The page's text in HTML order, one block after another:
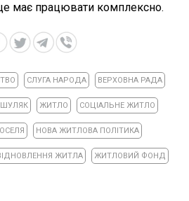
має працювати комплексно.
СЛУГА НАРОДА ВЕРХОВНА РАДА
ЖИТЛО СОЦІАЛЬНЕ ЖИТЛО
НОВА ЖИТЛОВА ПОЛІТИКА
ЖИТЛА ЖИТЛОВИЙ ФОНД